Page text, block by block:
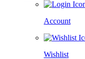
Account
Wishlist